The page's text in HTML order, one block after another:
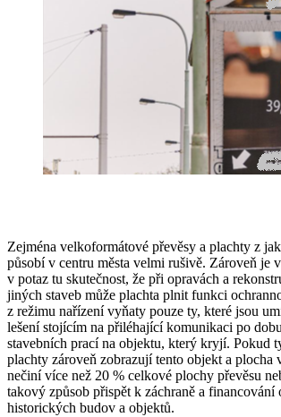
Zejména velkoformátové převěsy a plachty z
působí v centru města velmi rušivě. Zároveň je
v potaz tu skutečnost, že při opravách a
jiných staveb může plachta plnit funkci
z režimu nařízení vyňaty pouze ty, které jsou
lešení stojícím na přiléhající komunikaci po
stavebních prací na objektu, který kryjí. Pokud
plachty zároveň zobrazují tento objekt a plocha
nečiní více než 20 % celkové plochy převěsu
takový způsob přispět k záchraně a financování
historických budov a objektů.